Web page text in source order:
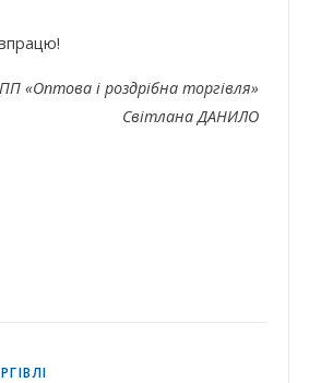
«Оптова і роздрібна торгівля»
Світлана ДАНИЛО